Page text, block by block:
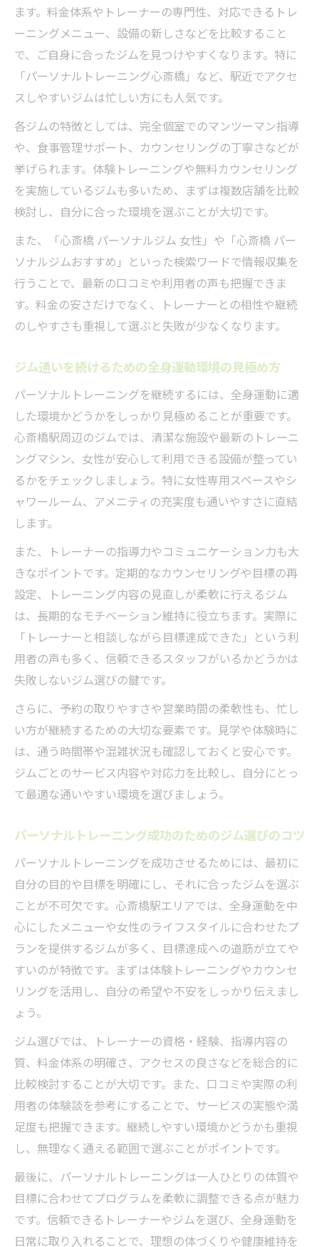
ます。料金体系やトレーナーの専門性、対応できるトレ
ーニングメニュー、設備の新しさなどを比較すること
で、ご自身に合ったジムを見つけやすくなります。特に
「パーソナルトレーニング心斎橋」など、駅近でアクセ
スしやすいジムは忙しい方にも人気です。
各ジムの特徴としては、完全個室でのマンツーマン指導
や、食事管理サポート、カウンセリングの丁寧さなどが
挙げられます。体験トレーニングや無料カウンセリング
を実施しているジムも多いため、まずは複数店舗を比較
検討し、自分に合った環境を選ぶことが大切です。
また、「心斎橋 パーソナルジム 女性」や「心斎橋 パー
ソナルジムおすすめ」といった検索ワードで情報収集を
行うことで、最新の口コミや利用者の声も把握できま
す。料金の安さだけでなく、トレーナーとの相性や継続
のしやすさも重視して選ぶと失敗が少なくなります。
ジム通いを続けるための全身運動環境の見極め方
パーソナルトレーニングを継続するには、全身運動に適
した環境かどうかをしっかり見極めることが重要です。
心斎橋駅周辺のジムでは、清潔な施設や最新のトレーニ
ングマシン、女性が安心して利用できる設備が整ってい
るかをチェックしましょう。特に女性専用スペースやシ
ャワールーム、アメニティの充実度も通いやすさに直結
します。
また、トレーナーの指導力やコミュニケーション力も大
きなポイントです。定期的なカウンセリングや目標の再
設定、トレーニング内容の見直しが柔軟に行えるジム
は、長期的なモチベーション維持に役立ちます。実際に
「トレーナーと相談しながら目標達成できた」という利
用者の声も多く、信頼できるスタッフがいるかどうかは
失敗しないジム選びの鍵です。
さらに、予約の取りやすさや営業時間の柔軟性も、忙し
い方が継続するための大切な要素です。見学や体験時に
は、通う時間帯や混雑状況も確認しておくと安心です。
ジムごとのサービス内容や対応力を比較し、自分にとっ
て最適な通いやすい環境を選びましょう。
パーソナルトレーニング成功のためのジム選びのコツ
パーソナルトレーニングを成功させるためには、最初に
自分の目的や目標を明確にし、それに合ったジムを選ぶ
ことが不可欠です。心斎橋駅エリアでは、全身運動を中
心にしたメニューや女性のライフスタイルに合わせたプ
ランを提供するジムが多く、目標達成への道筋が立てや
すいのが特徴です。まずは体験トレーニングやカウンセ
リングを活用し、自分の希望や不安をしっかり伝えまし
ょう。
ジム選びでは、トレーナーの資格・経験、指導内容の
質、料金体系の明確さ、アクセスの良さなどを総合的に
比較検討することが大切です。また、口コミや実際の利
用者の体験談を参考にすることで、サービスの実態や満
足度も把握できます。継続しやすい環境かどうかも重視
し、無理なく通える範囲で選ぶことがポイントです。
最後に、パーソナルトレーニングは一人ひとりの体質や
目標に合わせてプログラムを柔軟に調整できる点が魅力
です。信頼できるトレーナーやジムを選び、全身運動を
日常に取り入れることで、理想の体づくりや健康維持を